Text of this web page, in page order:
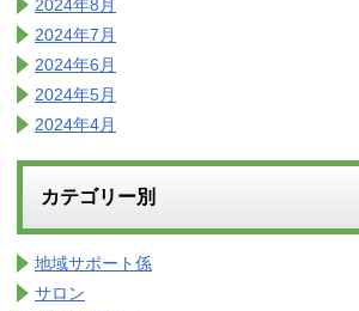
2024年8月
2024年7月
2024年6月
2024年5月
2024年4月
カテゴリー別
地域サポート係
サロン